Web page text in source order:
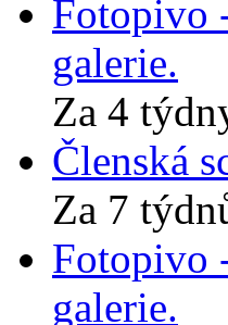
Fotopivo
galerie.
Za 4
Členská
Za 7
Fotopivo
galerie.